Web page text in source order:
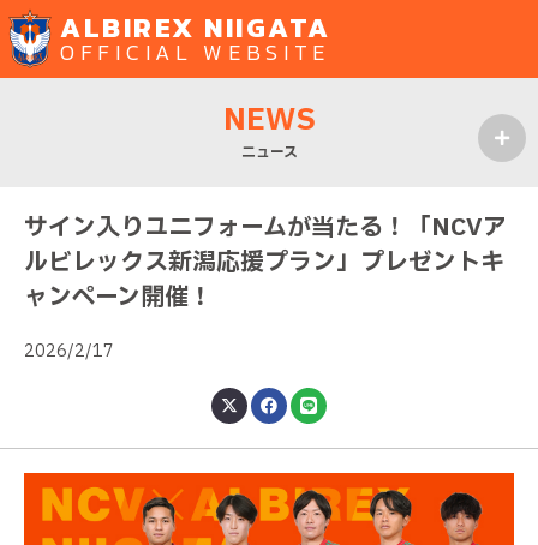
ALBIREX NIIGATA
OFFICIAL WEBSITE
NEWS
ニュース
サイン入りユニフォームが当たる！「NCVア
ルビレックス新潟応援プラン」プレゼントキ
ャンペーン開催！
2026/2/17